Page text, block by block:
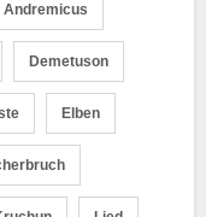
Andremicus
Demetuson
Elben